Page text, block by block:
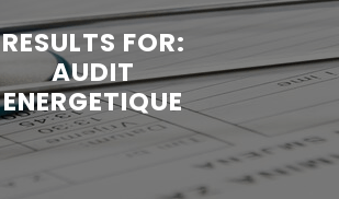
RESULTS FOR:
AUDIT
ENERGETIQUE